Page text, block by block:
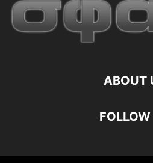
ABOUT